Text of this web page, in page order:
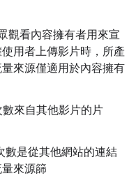
觀看內容擁有者用來宣
用者上傳影片時，所產
來源僅適用於內容擁有
數來自其他影片的片
數是從其他網站的連結
來源篩